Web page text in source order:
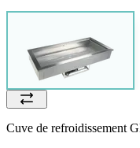
Cuve de refroidissement